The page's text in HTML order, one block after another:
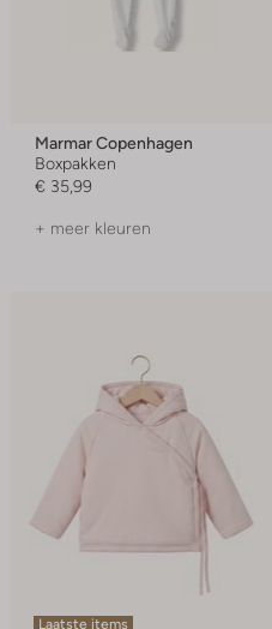
Marmar Copenhagen
Boxpakken
€ 35,99
+ meer kleuren
Laatste items